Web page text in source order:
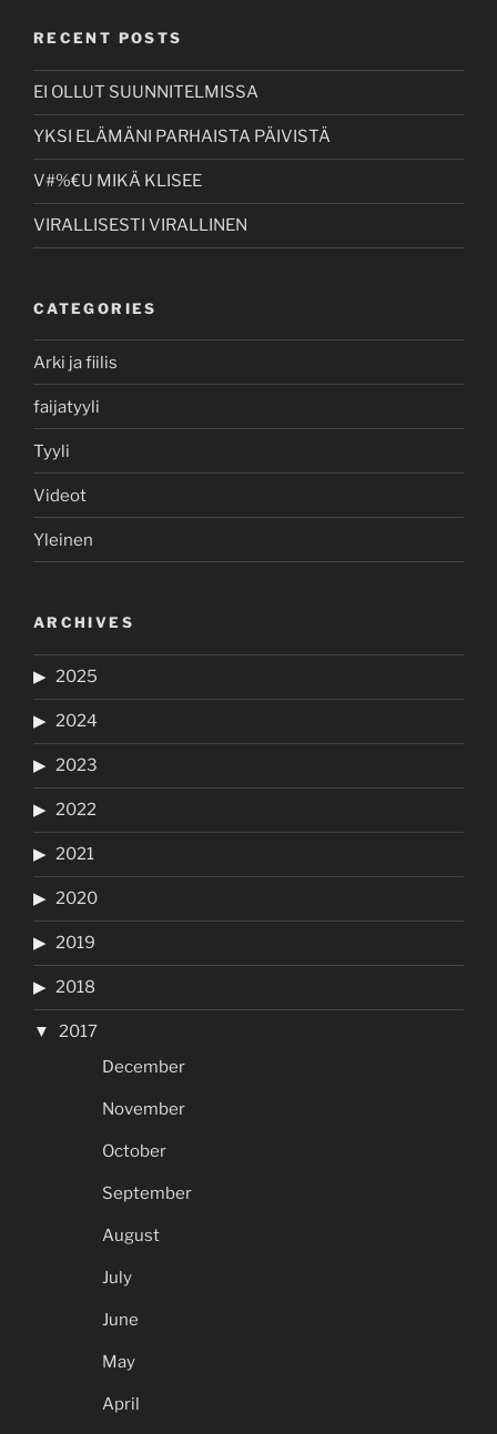
RECENT POSTS
EI OLLUT SUUNNITELMISSA
YKSI ELÄMÄNI PARHAISTA PÄIVISTÄ
V#%€U MIKÄ KLISEE
VIRALLISESTI VIRALLINEN
CATEGORIES
Arki ja fiilis
faijatyyli
Tyyli
Videot
Yleinen
ARCHIVES
2025
2024
2023
2022
2021
2020
2019
2018
2017
December
November
October
September
August
July
June
May
April